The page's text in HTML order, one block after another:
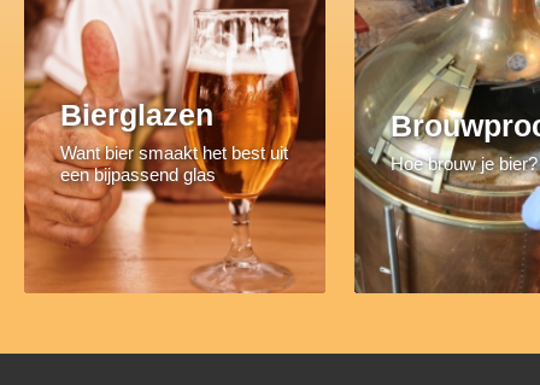
Bierglazen
Want bier smaakt het best uit
een bijpassend glas
Hoe brouw je bier?